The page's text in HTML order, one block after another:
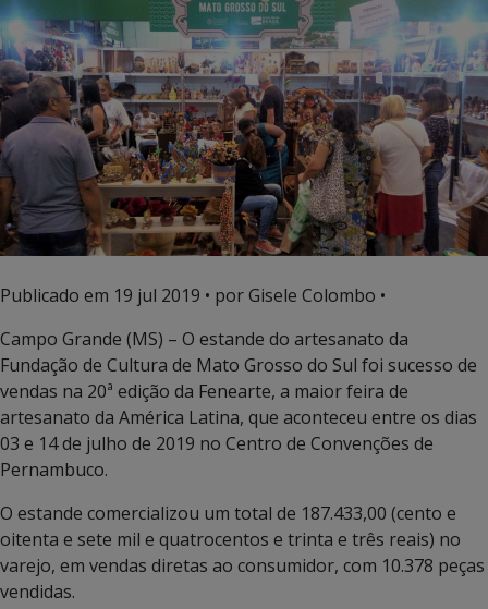
Publicado em 19 jul 2019 • por Gisele Colombo •
Campo Grande (MS) – O estande do artesanato da
Fundação de Cultura de Mato Grosso do Sul foi sucesso de
vendas na 20ª edição da Fenearte, a maior feira de
artesanato da América Latina, que aconteceu entre os dias
03 e 14 de julho de 2019 no Centro de Convenções de
Pernambuco.
O estande comercializou um total de 187.433,00 (cento e
oitenta e sete mil e quatrocentos e trinta e três reais) no
varejo, em vendas diretas ao consumidor, com 10.378 peças
vendidas.